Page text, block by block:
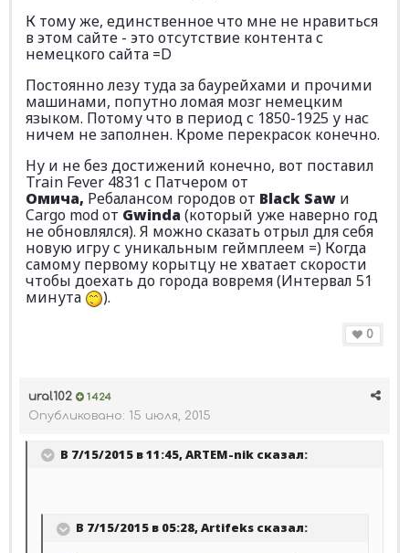
К тому же, единственное что мне не нравиться
в этом сайте - это отсутствие контента с
немецкого сайта =D
Постоянно лезу туда за баурейхами и прочими
машинами, попутно ломая мозг немецким
языком. Потому что в период с 1850-1925 у нас
ничем не заполнен. Кроме перекрасок конечно.
Ну и не без достижений конечно, вот поставил
Train Fever 4831 с Патчером от
Омича, Ребалансом городов от Black Saw и
Cargo mod от Gwinda(который уже наверно год
не обновлялся). Я можно сказать отрыл для себя
новую игру с уникальным геймплеем =) Когда
самому первому корытцу не хватает скорости
чтобы доехать до города вовремя (Интервал 51
минута
).
0
ural102 1 424
Опубликовано: 15 июля, 2015
В 7/15/2015 в 11:45, ARTEM-nik сказал:
В 7/15/2015 в 05:28, Artifeks сказал: